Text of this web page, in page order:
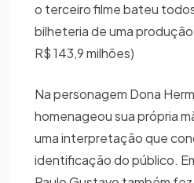
o terceiro filme bateu
bilheteria de uma
R$ 143,9 milhões)
Na personagem Dona
homenageou sua própria
uma interpretação que
identificação do público.